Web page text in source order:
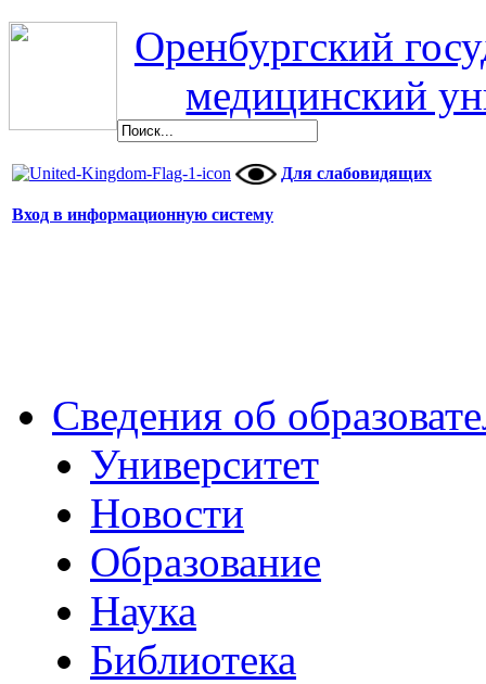
Оренбургский
медицинский
Для слабовидящих
Вход в информационную систему
Сведения об
Университет
Новости
Образование
Наука
Библиотека